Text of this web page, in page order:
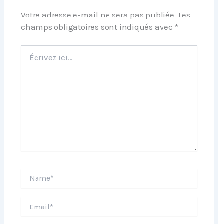
Votre adresse e-mail ne sera pas publiée. Les
champs obligatoires sont indiqués avec *
ici…